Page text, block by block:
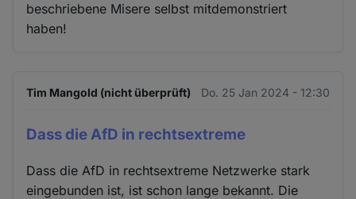
beschriebene Misere selbst mitdemonstriert
haben!
Tim Mangold (nicht überprüft) Do. 25 Jan 2024 - 12:30
Dass die AfD in rechtsextreme
Dass die AfD in rechtsextreme Netzwerke stark
eingebunden ist, ist schon lange bekannt. Die